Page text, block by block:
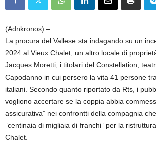
(Adnkronos) –
La procura del Vallese sta indagando su un
2024 al Vieux Chalet, un altro locale di
Jacques Moretti, i titolari del Constellation,
Capodanno in cui persero la vita 41 persone
italiani. Secondo quanto riportato da Rts, i
vogliono accertare se la coppia abbia
assicurativa” nei confrontti della compagnia
”centinaia di migliaia di franchi” per la
Chalet.